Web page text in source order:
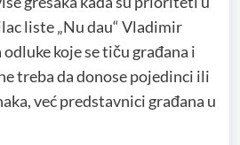
liste „Nu dau“ Vladimir
koje se tiču građana i
treba da donose pojedinci ili
već predstavnici građana u